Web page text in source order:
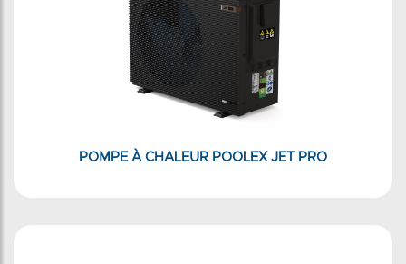
POMPE À CHALEUR POOLEX JET PRO